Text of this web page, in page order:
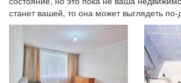
станет вашей, то она может выглядеть по-